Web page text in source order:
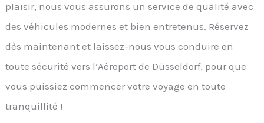
plaisir, nous vous assurons un service de qualité avec
des véhicules modernes et bien entretenus. Réservez
dès maintenant et laissez-nous vous conduire en
toute sécurité vers l’Aéroport de Düsseldorf, pour que
vous puissiez commencer votre voyage en toute
tranquillité !